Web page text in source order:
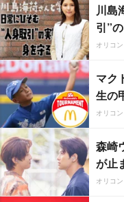
川島
引”
オリコ
マク
生の
オリコ
森崎
が止
オリコ